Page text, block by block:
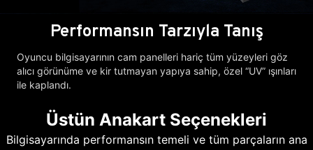
Performansın Tarzıyla Tanış
Oyuncu bilgisayarının cam panelleri hariç tüm yüzeyleri göz
alıcı görünüme ve kir tutmayan yapıya sahip, özel “UV” ışınları
ile kaplandı.
Üstün Anakart Seçenekleri
Bilgisayarında performansın temeli ve tüm parçaların ana